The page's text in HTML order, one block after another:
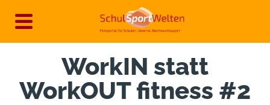
zum
WorkIN statt
WorkOUT fitness #2